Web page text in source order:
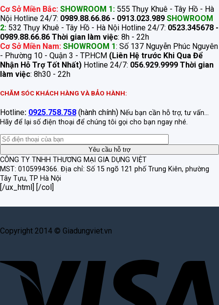
Cơ Sở Miền Bắc: SHOWROOM 1: 555 Thụy Khuê - Tây Hồ - Hà
Nội Hotline 24/7: 0989.88.66.86 - 0913.023.989 SHOWROOM
2: 532 Thụy Khuê - Tây Hồ - Hà Nội Hotline 24/7: 0523.345678 -
0989.88.66.86 Thời gian làm việc: 8h - 22h
Cơ Sở Miền Nam: SHOWROOM 1: Số 137 Nguyễn Phúc Nguyên
- Phường 10 - Quận 3 - TP.HCM (Liên Hệ trước Khi Qua Để
Nhận Hỗ Trợ Tốt Nhất) Hotline 24/7: 056.929.9999 Thời gian
làm việc: 8h30 - 22h
CHĂM SÓC KHÁCH HÀNG VÀ BẢO HÀNH:
Hotline: 0925.758.758 (hành chính) Nếu bạn cần hỗ trợ, tư vấn...
Hãy để lại số điện thoại để chúng tôi gọi cho bạn ngay nhé.
CÔNG TY TNHH THƯƠNG MẠI GIA DỤNG VIỆT
MST: 0105994366. Địa chỉ: Số 15 ngõ 121 phố Trung Kiên, phường
Tây Tựu, TP Hà Nội
[/ux_html] [/col]
Copyright 2014 © Giadungviet.vn